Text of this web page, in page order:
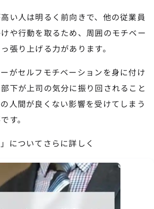
い人は明るく前向きで、他の従業員
や行動を取るため、周囲のモチベー
張り上げる力があります。
がセルフモチベーションを身に付け
下が上司の気分に振り回されること
人間が良くない影響を受けてしまう
す。
についてさらに詳しく